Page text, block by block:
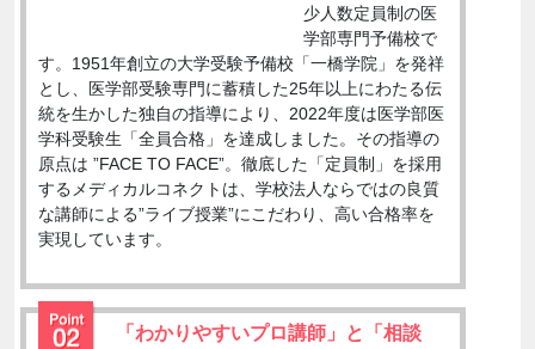
少人数定員制の医
学部専門予備校で
す。1951年創立の大学受験予備校「一橋学院」を発祥
とし、医学部受験専門に蓄積した25年以上にわたる伝
統を生かした独自の指導により、2022年度は医学部医
学科受験生「全員合格」を達成しました。その指導の
原点は ”FACE TO FACE”。徹底した「定員制」を採用
するメディカルコネクトは、学校法人ならではの良質
な講師による”ライブ授業”にこだわり、高い合格率を
実現しています。
「わかりやすいプロ講師」と「相談